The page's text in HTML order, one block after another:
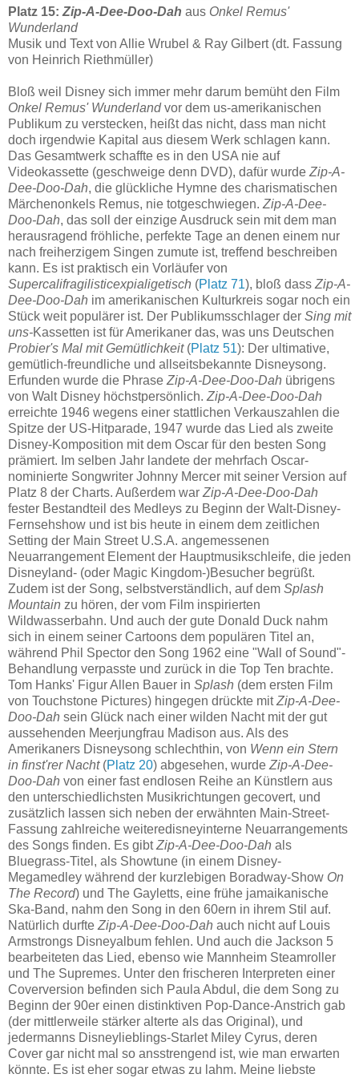
Platz 15: Zip-A-Dee-Doo-Dah aus Onkel Remus'
Wunderland
Musik und Text von Allie Wrubel & Ray Gilbert (dt. Fassung
von Heinrich Riethmüller)
Bloß weil Disney sich immer mehr darum bemüht den Film
Onkel Remus' Wunderlandvor dem us-amerikanischen
Publikum zu verstecken, heißt das nicht, dass man nicht
doch irgendwie Kapital aus diesem Werk schlagen kann.
Das Gesamtwerk schaffte es in den USA nie auf
Videokassette (geschweige denn DVD), dafür wurde Zip-A-
Dee-Doo-Dah, die glückliche Hymne des charismatischen
Märchenonkels Remus, nie totgeschwiegen. Zip-A-Dee-
Doo-Dah, das soll der einzige Ausdruck sein mit dem man
herausragend fröhliche, perfekte Tage an denen einem nur
nach freiherzigem Singen zumute ist, treffend beschreiben
kann. Es ist praktisch ein Vorläufer von
Supercalifragilisticexpialigetisch (Platz 71), bloß dass Zip-A-
Dee-Doo-Dah im amerikanischen Kulturkreis sogar noch ein
Stück weit populärer ist. Der Publikumsschlager der Sing mit
uns-Kassetten ist für Amerikaner das, was uns Deutschen
Probier's Mal mit Gemütlichkeit(Platz 51): Der ultimative,
gemütlich-freundliche und allseitsbekannte Disneysong.
Erfunden wurde die Phrase Zip-A-Dee-Doo-Dah übrigens
von Walt Disney höchstpersönlich. Zip-A-Dee-Doo-Dah
erreichte 1946 wegens einer stattlichen Verkauszahlen die
Spitze der US-Hitparade, 1947 wurde das Lied als zweite
Disney-Komposition mit dem Oscar für den besten Song
prämiert. Im selben Jahr landete der mehrfach Oscar-
nominierte Songwriter Johnny Mercer mit seiner Version auf
Platz 8 der Charts. Außerdem war Zip-A-Dee-Doo-Dah
fester Bestandteil des Medleys zu Beginn der Walt-Disney-
Fernsehshow und ist bis heute in einem dem zeitlichen
Setting der Main Street U.S.A. angemessenen
Neuarrangement Element der Hauptmusikschleife, die jeden
Disneyland- (oder Magic Kingdom-)Besucher begrüßt.
Zudem ist der Song, selbstverständlich, auf dem Splash
Mountain zu hören, der vom Film inspirierten
Wildwasserbahn. Und auch der gute Donald Duck nahm
sich in einem seiner Cartoons dem populären Titel an,
während Phil Spector den Song 1962 eine "Wall of Sound"-
Behandlung verpasste und zurück in die Top Ten brachte.
Tom Hanks' Figur Allen Bauer in Splash (dem ersten Film
von Touchstone Pictures) hingegen drückte mitZip-A-Dee-
Doo-Dah sein Glück nach einer wilden Nacht mit der gut
aussehenden Meerjungfrau Madison aus. Als des
Amerikaners Disneysong schlechthin, von Wenn ein Stern
in finst'rer Nacht (Platz 20) abgesehen, wurde Zip-A-Dee-
Doo-Dah von einer fast endlosen Reihe an Künstlern aus
den unterschiedlichsten Musikrichtungen gecovert, und
zusätzlich lassen sich neben der erwähnten Main-Street-
Fassung zahlreiche weiteredisneyinterne Neuarrangements
des Songs finden. Es gibtZip-A-Dee-Doo-Dah als
Bluegrass-Titel, als Showtune (in einem Disney-
Megamedley während der kurzlebigen Boradway-Show On
The Record) und The Gayletts, eine frühe jamaikanische
Ska-Band, nahm den Song in den 60ern in ihrem Stil auf.
Natürlich durfte Zip-A-Dee-Doo-Dah auch nicht auf Louis
Armstrongs Disneyalbum fehlen. Und auch die Jackson 5
bearbeiteten das Lied, ebenso wie Mannheim Steamroller
und The Supremes. Unter den frischeren Interpreten einer
Coverversion befinden sich Paula Abdul, die dem Song zu
Beginn der 90er einen distinktiven Pop-Dance-Anstrich gab
(der mittlerweile stärker alterte als das Original), und
jedermanns Disneylieblings-Starlet Miley Cyrus, deren
Cover gar nicht mal so ansstrengend ist, wie man erwarten
könnte. Es ist eher sogar etwas zu lahm. Meine liebste